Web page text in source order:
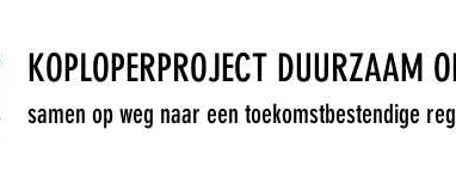
KOPLOPERPROJECT DUURZAAM
samen op weg naar een toekomstbestendige